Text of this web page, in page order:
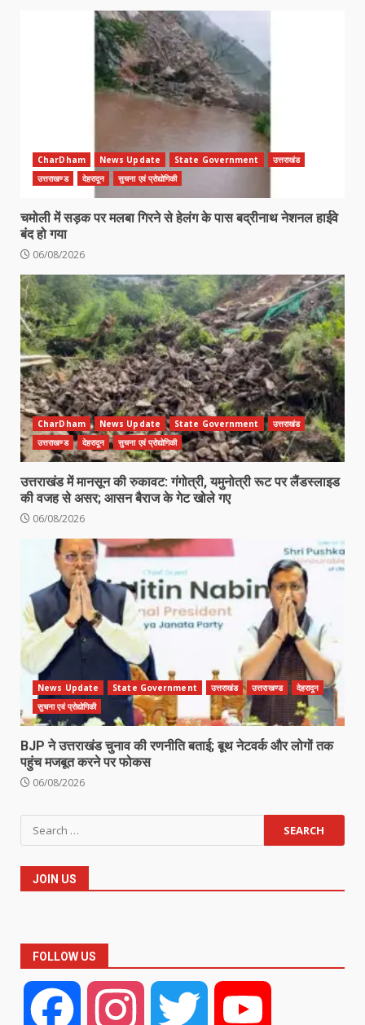
CharDham News Update State Government
उत्तराखंड
उत्तराखण्ड
देहरादून सुचना एवं प्रोद्योगिकी
चमोली में सड़क पर मलबा गिरने से हेलंग के पास बद्रीनाथ नेशनल हाईवे
बंद हो गया
06/08/2026
CharDham News Update State Government
उत्तराखंड
उत्तराखण्ड
देहरादून सुचना एवं प्रोद्योगिकी
उत्तराखंड में मानसून की रुकावट: गंगोत्री, यमुनोत्री रूट पर लैंडस्लाइड
की वजह से असर; आसन बैराज के गेट खोले गए
06/08/2026
News Update State Government उत्तराखंड उत्तराखण्ड
देहरादून
सुचना एवं प्रोद्योगिकी
BJP ने उत्तराखंड चुनाव की रणनीति बताई; बूथ नेटवर्क और लोगों तक
पहुंच मजबूत करने पर फोकस
06/08/2026
Search
for:
JOIN US
FOLLOW US
Facebook Instagram Twitter